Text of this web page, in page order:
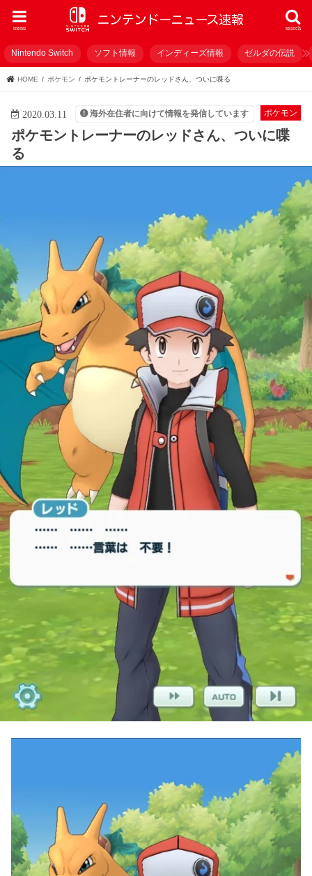
search
menu
Nintendo Switch ソフト情報 インディーズ情報 ゼルダの伝説
HOME ポケモン ポケモントレーナーのレッドさん、ついに喋る
ポケモン
2020.03.11 海外在住者に向けて情報を発信しています
ポケモントレーナーのレッドさん、ついに喋
る